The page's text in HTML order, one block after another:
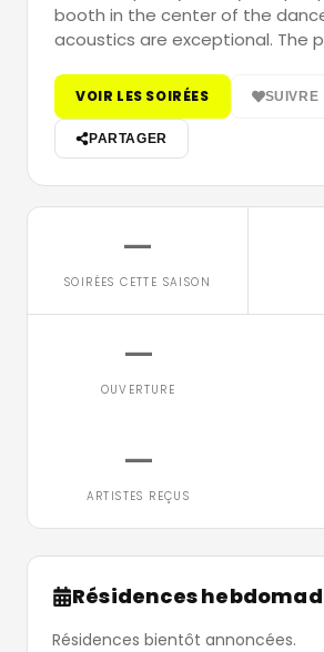
booth in the center of the
acoustics are exceptional. The
VOIR LES SOIRÉES SUIVRE
PARTAGER
—
SOIRÉES CETTE SAISON
—
OUVERTURE
—
ARTISTES REÇUS
Résidences
Résidences bientôt annoncées.